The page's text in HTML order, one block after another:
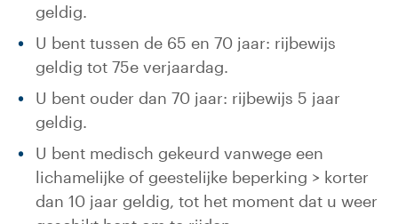
geldig.
U bent tussen de 65 en 70 jaar: rijbewijs
geldig tot 75e verjaardag.
U bent ouder dan 70 jaar: rijbewijs 5 jaar
geldig.
U bent medisch gekeurd vanwege een
lichamelijke of geestelijke beperking > korter
dan 10 jaar geldig, tot het moment dat u weer